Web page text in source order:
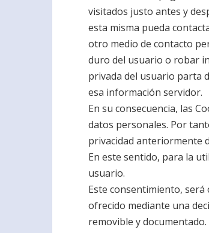
visitados justo antes y
esta misma pueda
otro medio de contacto
duro del usuario o robar
privada del usuario parta
esa información servidor.
En su consecuencia, las
datos personales. Por
privacidad anteriormente
En este sentido, para la
usuario.
Este consentimiento, será
ofrecido mediante una
removible y documentado.